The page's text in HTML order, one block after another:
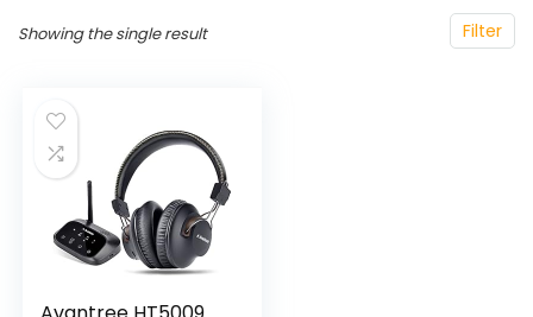
Filter
Showing the single result